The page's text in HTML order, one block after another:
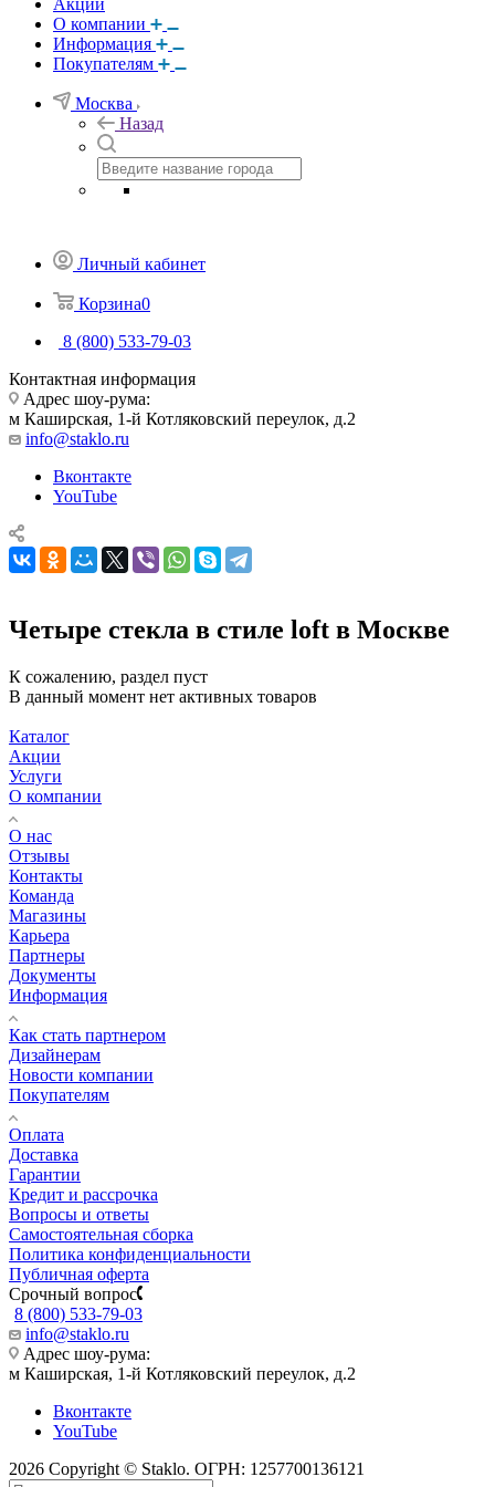
Акции
О компании
Информация
Покупателям
Москва
Назад
Личный кабинет
Корзина0
8 (800) 533-79-03
Контактная информация
Адрес шоу-рума:
м Каширская, 1-й Котляковский переулок, д.2
info@staklo.ru
Вконтакте
YouTube
Четыре стекла в стиле loft в Москве
К сожалению, раздел пуст
В данный момент нет активных товаров
Каталог
Акции
Услуги
О компании
О нас
Отзывы
Контакты
Команда
Магазины
Карьера
Партнеры
Документы
Информация
Как стать партнером
Дизайнерам
Новости компании
Покупателям
Оплата
Доставка
Гарантии
Кредит и рассрочка
Вопросы и ответы
Самостоятельная сборка
Политика конфиденциальности
Публичная оферта
Срочный вопрос
8 (800) 533-79-03
info@staklo.ru
Адрес шоу-рума:
м Каширская, 1-й Котляковский переулок, д.2
Вконтакте
YouTube
2026 Copyright © Staklo. ОГРН: 1257700136121